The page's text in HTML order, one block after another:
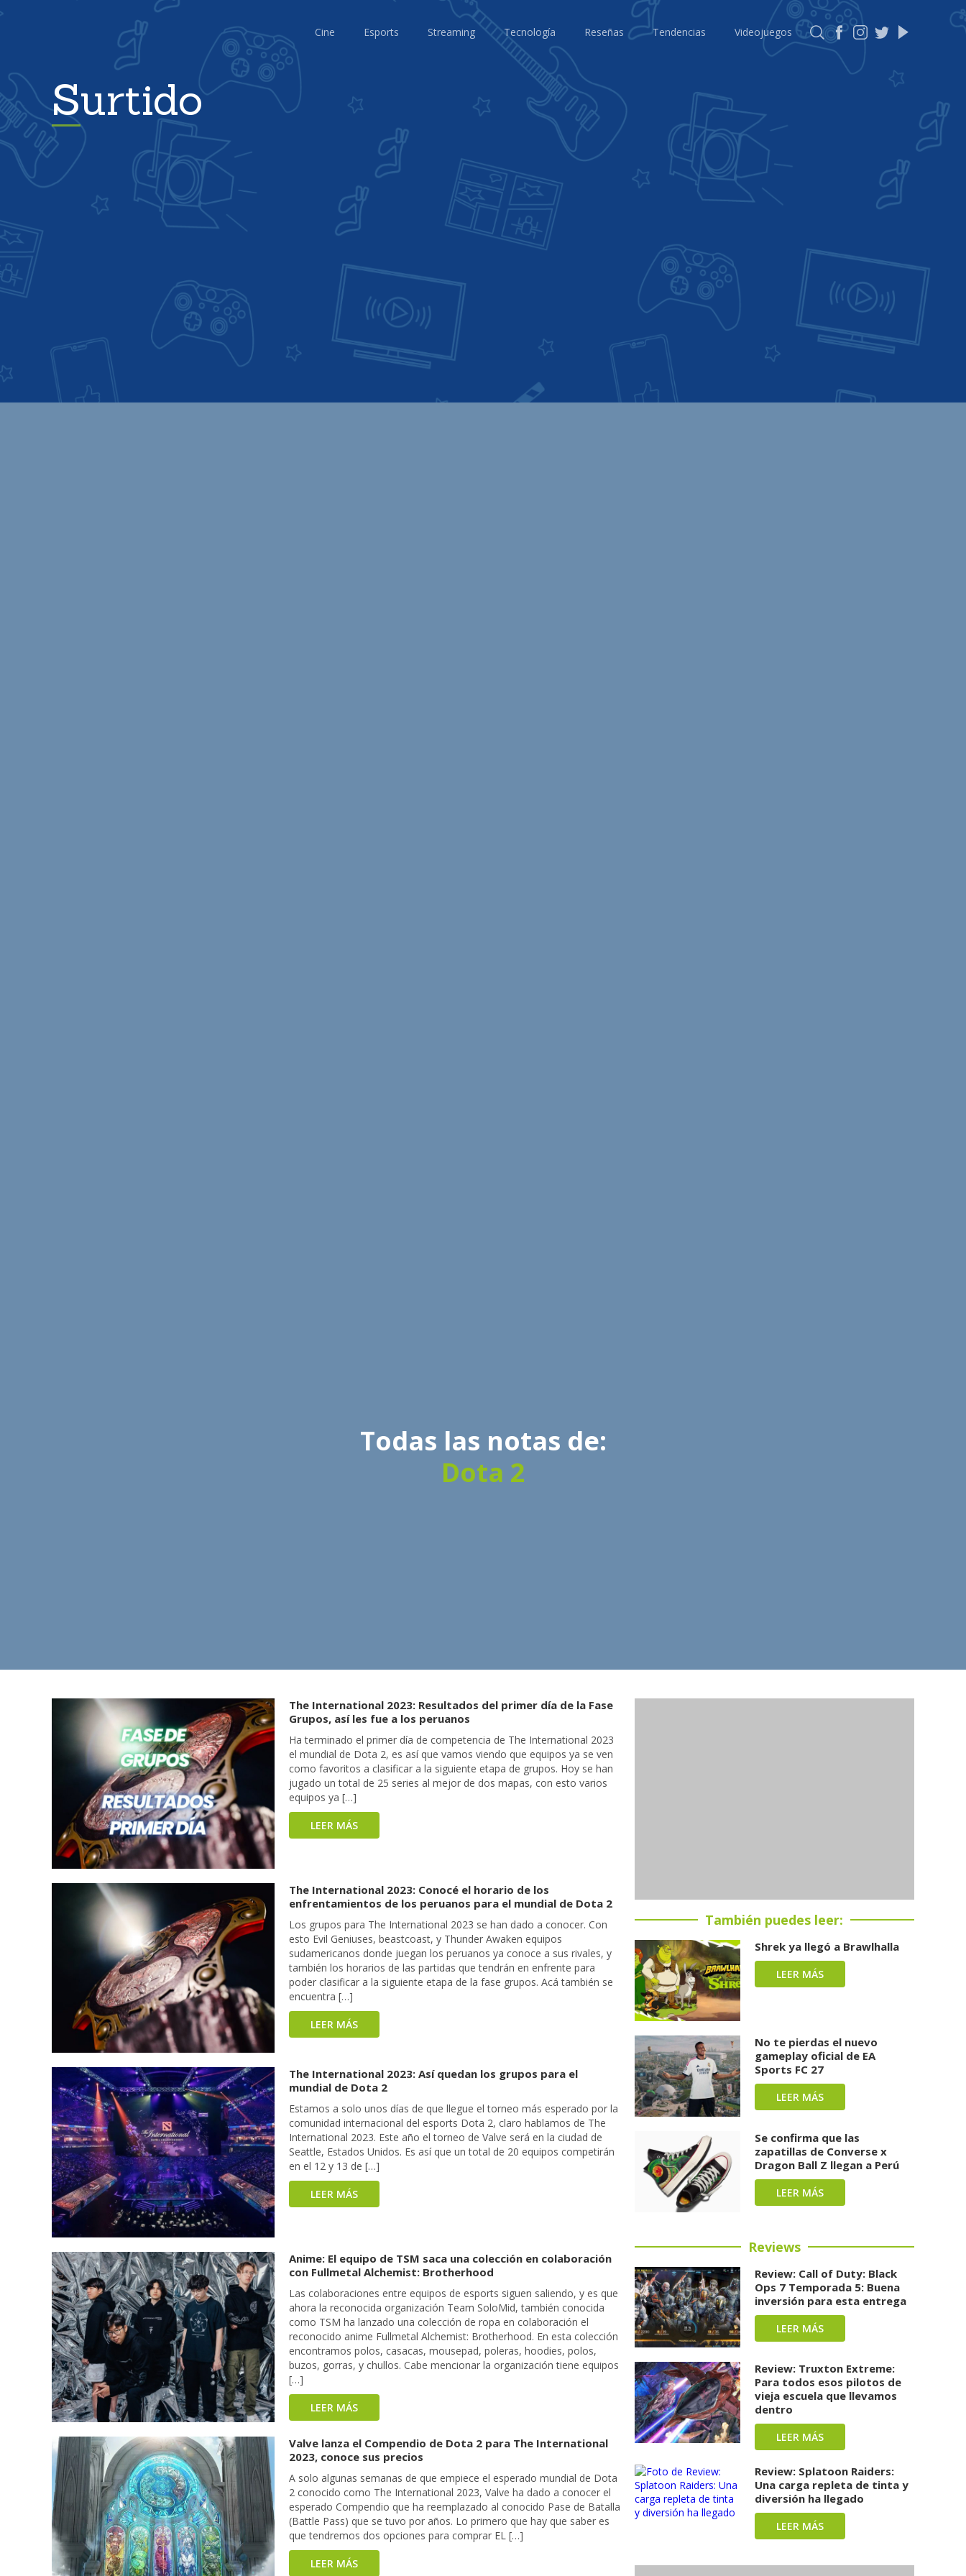
Cine Esports Streaming Tecnología Reseñas Tendencias Videojuegos
Surtido
Todas las notas de:
Dota 2
The International 2023: Resultados del primer día de la Fase
Grupos, así les fue a los peruanos
Ha terminado el primer día de competencia de The International 2023
el mundial de Dota 2, es así que vamos viendo que equipos ya se ven
como favoritos a clasificar a la siguiente etapa de grupos. Hoy se han
jugado un total de 25 series al mejor de dos mapas, con esto varios
equipos ya […]
LEER MÁS
The International 2023: Conocé el horario de los
enfrentamientos de los peruanos para el mundial de Dota 2
Los grupos para The International 2023 se han dado a conocer. Con
esto Evil Geniuses, beastcoast, y Thunder Awaken equipos
sudamericanos donde juegan los peruanos ya conoce a sus rivales, y
también los horarios de las partidas que tendrán en enfrente para
poder clasificar a la siguiente etapa de la fase grupos. Acá también se
encuentra […]
LEER MÁS
The International 2023: Así quedan los grupos para el
mundial de Dota 2
Estamos a solo unos días de que llegue el torneo más esperado por la
comunidad internacional del esports Dota 2, claro hablamos de The
International 2023. Este año el torneo de Valve será en la ciudad de
Seattle, Estados Unidos. Es así que un total de 20 equipos competirán
en el 12 y 13 de […]
LEER MÁS
Anime: El equipo de TSM saca una colección en colaboración
con Fullmetal Alchemist: Brotherhood
Las colaboraciones entre equipos de esports siguen saliendo, y es que
ahora la reconocida organización Team SoloMid, también conocida
como TSM ha lanzado una colección de ropa en colaboración el
reconocido anime Fullmetal Alchemist: Brotherhood. En esta colección
encontramos polos, casacas, mousepad, poleras, hoodies, polos,
buzos, gorras, y chullos. Cabe mencionar la organización tiene equipos
[…]
LEER MÁS
Valve lanza el Compendio de Dota 2 para The International
2023, conoce sus precios
A solo algunas semanas de que empiece el esperado mundial de Dota
2 conocido como The International 2023, Valve ha dado a conocer el
esperado Compendio que ha reemplazado al conocido Pase de Batalla
(Battle Pass) que se tuvo por años. Lo primero que hay que saber es
que tendremos dos opciones para comprar EL […]
LEER MÁS
También puedes leer:
Shrek ya llegó a Brawlhalla
LEER MÁS
No te pierdas el nuevo
gameplay oficial de EA
Sports FC 27
LEER MÁS
Se confirma que las
zapatillas de Converse x
Dragon Ball Z llegan a Perú
LEER MÁS
Reviews
Review: Call of Duty: Black
Ops 7 Temporada 5: Buena
inversión para esta entrega
LEER MÁS
Review: Truxton Extreme:
Para todos esos pilotos de
vieja escuela que llevamos
dentro
LEER MÁS
Review: Splatoon Raiders:
Una carga repleta de tinta y
diversión ha llegado
LEER MÁS